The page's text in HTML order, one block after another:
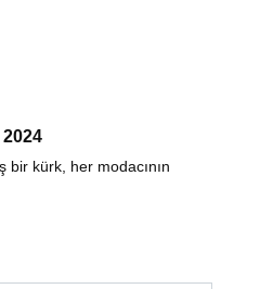
bir kürk, her modacının